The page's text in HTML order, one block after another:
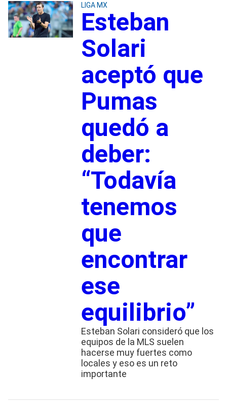
LIGA MX
Esteban
Solari
aceptó que
Pumas
quedó a
deber:
“Todavía
tenemos
que
encontrar
ese
equilibrio”
Esteban Solari consideró que los
equipos de la MLS suelen
hacerse muy fuertes como
locales y eso es un reto
importante